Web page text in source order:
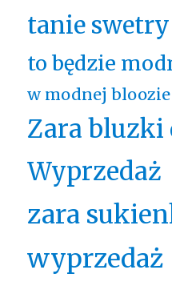
tanie
to będzie
w modnej bloozie
Zara bluzki
Wyprzedaż
zara
wyprzedaż